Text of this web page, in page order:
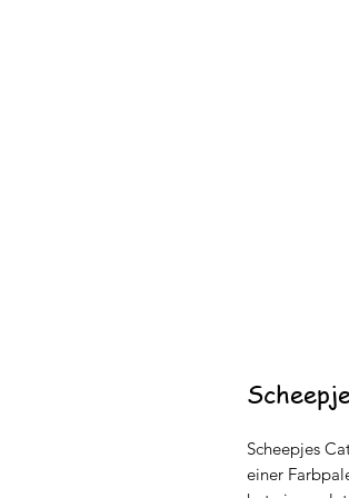
Scheepjes
einer